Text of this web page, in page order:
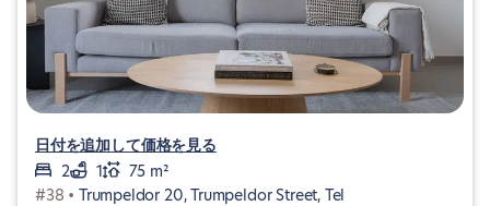
日付を追加して価格を見る
2
1
75 m²
#38 • Trumpeldor 20, Trumpeldor Street, Tel